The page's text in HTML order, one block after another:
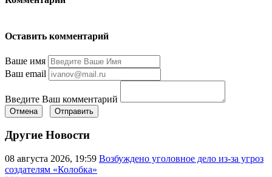
Оставить комментарий
Ваше имя
Ваш email
Введите Ваш комментарий
Отмена Отправить
Другие Новости
08 августа 2026, 19:59 Возбуждено уголовное дело из-за угроз
создателям «Колобка»